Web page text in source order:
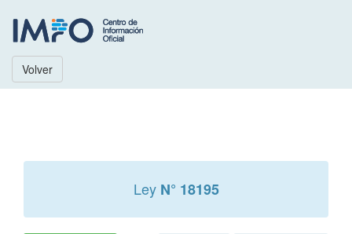
Volver
Ley N° 18195